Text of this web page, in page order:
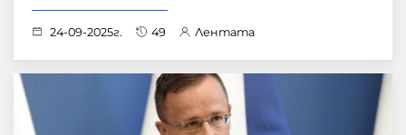
24-09-2025г. 49 Лентата